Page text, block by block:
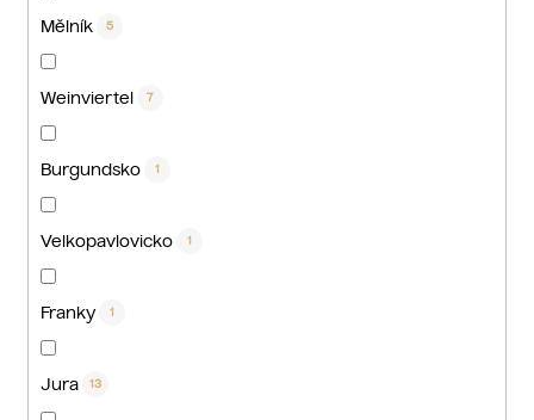
Mělník 5
Weinviertel 7
Burgundsko 1
Velkopavlovicko 1
Franky 1
Jura 13